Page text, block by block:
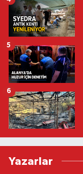
5
6
Yazarlar